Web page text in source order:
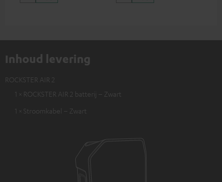
Inhoud levering
ROCKSTER AIR 2
1 × ROCKSTER AIR 2 batterij – Zwart
1 × Stroomkabel – Zwart